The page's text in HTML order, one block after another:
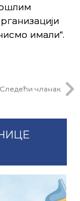
имали“.
Следећи чланак